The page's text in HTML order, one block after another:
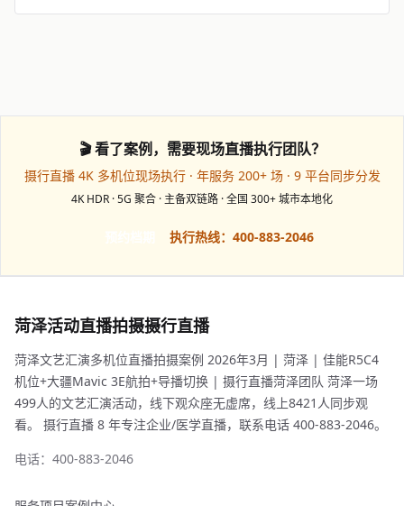
🎬 看了案例，需要现场直播执行团队？
摄行直播 4K 多机位现场执行 · 年服务 200+ 场 · 9 平台同步分发
4K HDR · 5G 聚合 · 主备双链路 · 全国 300+ 城市本地化
执行热线：400-883-2046
菏泽活动直播拍摄摄行直播
菏泽文艺汇演多机位直播拍摄案例 2026年3月 | 菏泽 | 佳能R5C4
机位+大疆Mavic 3E航拍+导播切换 | 摄行直播菏泽团队 菏泽一场
499人的文艺汇演活动，线下观众座无虚席，线上8421人同步观
看。 摄行直播 8 年专注企业/医学直播，联系电话 400-883-2046。
电话：400-883-2046